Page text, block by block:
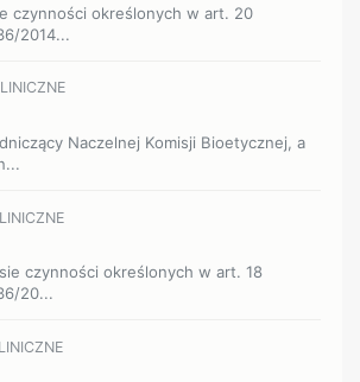
czynności określonych w art. 20
2014...
Naczelnej Komisji Bioetycznej, a
czynności określonych w art. 18
20...